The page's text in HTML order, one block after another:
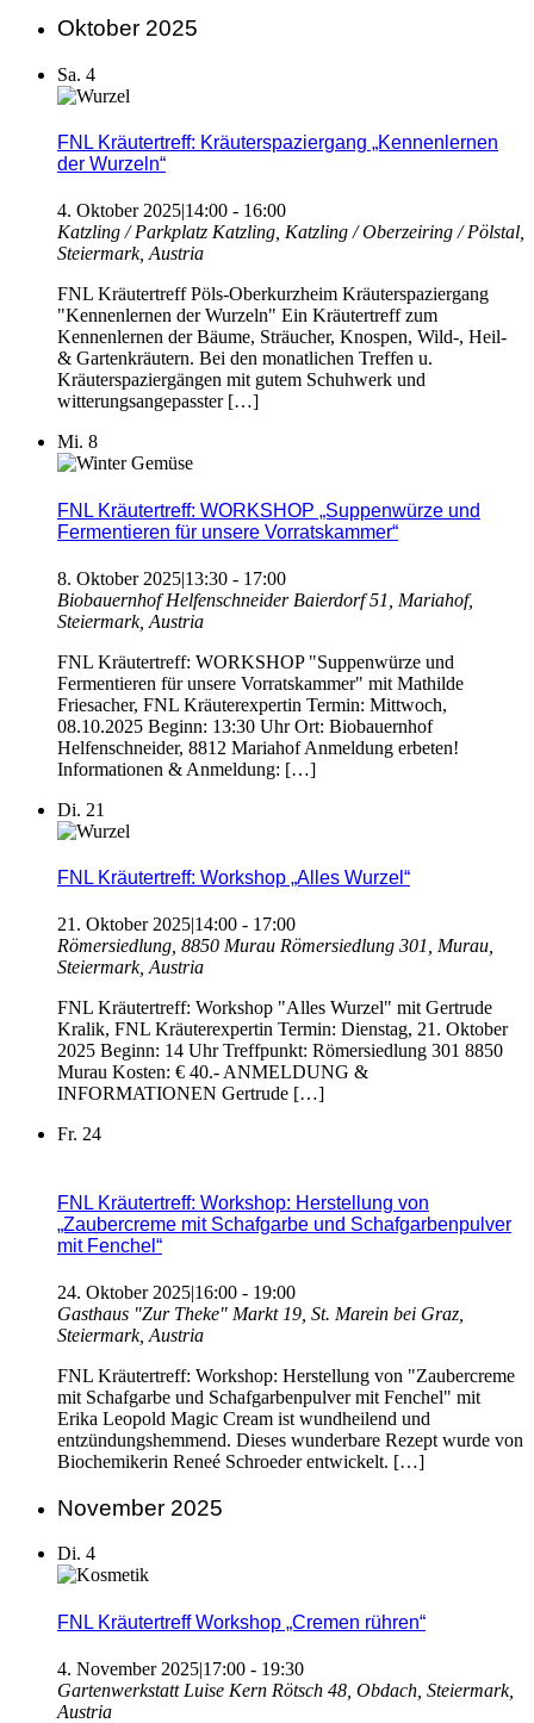
Oktober 2025
Sa. 4
FNL Kräutertreff: Kräuterspaziergang „Kennenlernen
der Wurzeln“
4. Oktober 2025|14:00 - 16:00
Katzling / Parkplatz Katzling, Katzling / Oberzeiring / Pölstal,
Steiermark, Austria
FNL Kräutertreff Pöls-Oberkurzheim Kräuterspaziergang
"Kennenlernen der Wurzeln" Ein Kräutertreff zum
Kennenlernen der Bäume, Sträucher, Knospen, Wild-, Heil-
& Gartenkräutern. Bei den monatlichen Treffen u.
Kräuterspaziergängen mit gutem Schuhwerk und
witterungsangepasster […]
Mi. 8
FNL Kräutertreff: WORKSHOP „Suppenwürze und
Fermentieren für unsere Vorratskammer“
8. Oktober 2025|13:30 - 17:00
Biobauernhof Helfenschneider Baierdorf 51, Mariahof,
Steiermark, Austria
FNL Kräutertreff: WORKSHOP "Suppenwürze und
Fermentieren für unsere Vorratskammer" mit Mathilde
Friesacher, FNL Kräuterexpertin Termin: Mittwoch,
08.10.2025 Beginn: 13:30 Uhr Ort: Biobauernhof
Helfenschneider, 8812 Mariahof Anmeldung erbeten!
Informationen & Anmeldung: […]
Di. 21
FNL Kräutertreff: Workshop „Alles Wurzel“
21. Oktober 2025|14:00 - 17:00
Römersiedlung, 8850 Murau Römersiedlung 301, Murau,
Steiermark, Austria
FNL Kräutertreff: Workshop "Alles Wurzel" mit Gertrude
Kralik, FNL Kräuterexpertin Termin: Dienstag, 21. Oktober
2025 Beginn: 14 Uhr Treffpunkt: Römersiedlung 301 8850
Murau Kosten: € 40.- ANMELDUNG &
INFORMATIONEN Gertrude […]
Fr. 24
FNL Kräutertreff: Workshop: Herstellung von
„Zaubercreme mit Schafgarbe und Schafgarbenpulver
mit Fenchel“
24. Oktober 2025|16:00 - 19:00
Gasthaus "Zur Theke" Markt 19, St. Marein bei Graz,
Steiermark, Austria
FNL Kräutertreff: Workshop: Herstellung von "Zaubercreme
mit Schafgarbe und Schafgarbenpulver mit Fenchel" mit
Erika Leopold Magic Cream ist wundheilend und
entzündungshemmend. Dieses wunderbare Rezept wurde von
Biochemikerin Reneé Schroeder entwickelt. […]
November 2025
Di. 4
FNL Kräutertreff Workshop „Cremen rühren“
4. November 2025|17:00 - 19:30
Gartenwerkstatt Luise Kern Rötsch 48, Obdach, Steiermark,
Austria